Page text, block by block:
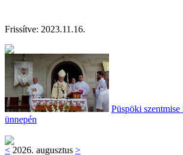
Frissítve: 2023.11.16.
Püspöki
ünnepén
< 2026. augusztus >